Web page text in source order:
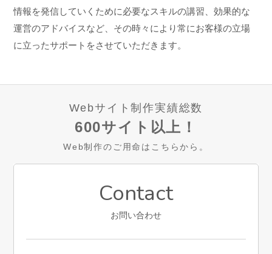
情報を発信していくために必要なスキルの講習、効果的な
運営のアドバイスなど、その時々により常にお客様の立場
に立ったサポートをさせていただきます。
Webサイト制作実績総数
600サイト以上！
Web制作のご用命はこちらから。
Contact
お問い合わせ